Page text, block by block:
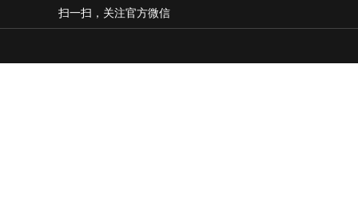
扫一扫，关注官方微信